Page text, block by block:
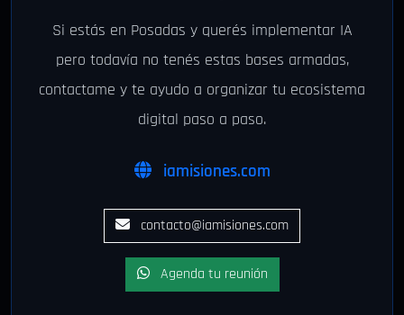
Si estás en Posadas y querés implementar IA
pero todavía no tenés estas bases armadas,
contactame y te ayudo a organizar tu ecosistema
digital paso a paso.
iamisiones.com
contacto@iamisiones.com
Agenda tu reunión